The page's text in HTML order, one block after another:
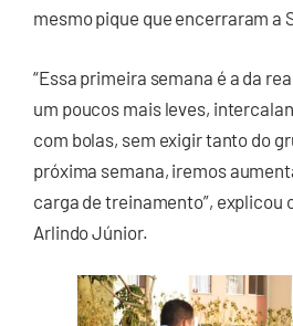
mesmo pique que encerraram a
“Essa primeira semana é a da
um poucos mais leves,
com bolas, sem exigir tanto do
próxima semana, iremos
carga de treinamento”, explicou
Arlindo Júnior.